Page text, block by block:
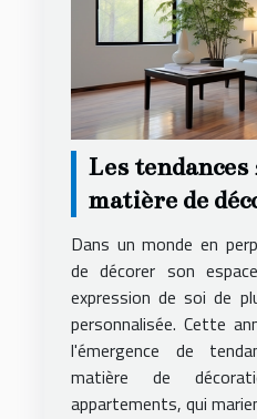
Les tendances
matière de
intérieure
appartements
Dans un monde en
de décorer son
expression de soi de
personnalisée. Cette
l'émergence de
matière de
appartements, qui